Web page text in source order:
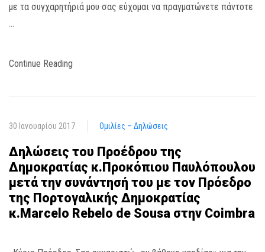
με τα συγχαρητήριά μου σας εύχομαι να πραγματώνετε πάντοτε
…
Continue Reading
30 Ιανουαρίου 2017 Ομιλίες – Δηλώσεις
Δηλώσεις του Προέδρου της
Δημοκρατίας κ.Προκόπιου Παυλόπουλου
μετά την συνάντησή του με τον Πρόεδρο
της Πορτογαλικής Δημοκρατίας
κ.Marcelo Rebelo de Sousa στην Coimbra